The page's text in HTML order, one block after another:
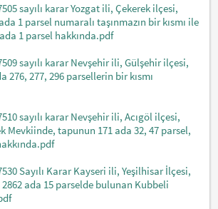
sayılı karar Yozgat ili, Çekerek ilçesi,
1 parsel numaralı taşınmazın bir kısmı ile
1 parsel hakkında.pdf
sayılı karar Nevşehir ili, Gülşehir ilçesi,
276, 277, 296 parsellerin bir kısmı
sayılı karar Nevşehir ili, Acıgöl ilçesi,
Mevkiinde, tapunun 171 ada 32, 47 parsel,
Sayılı Karar Kayseri ili, Yeşilhisar İlçesi,
ada 15 parselde bulunan Kubbeli